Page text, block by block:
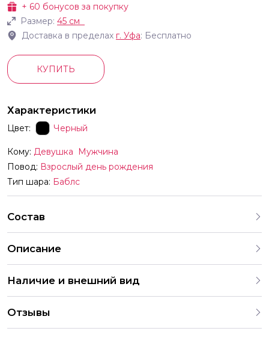
+ 60 бонусов за покупку
Размер: 45 см
Доставка в пределах г. Уфа: Бесплатно
КУПИТЬ
Характеристики
Цвет: Черный
Кому: Девушка
Мужчина
Повод: Взрослый день рождения
Тип шара: Баблс
Состав
Описание
сделать индивидуальную надпись
Наличие и внешний вид
индивидуальных предпочтений и тематики праздника. На
нашем сайте представлены различные варианты
Отзывы